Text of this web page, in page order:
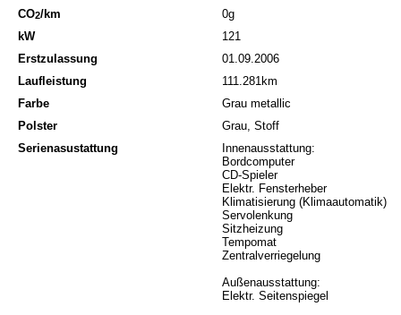
CO2/km
0g
kW
121
Erstzulassung
01.09.2006
Laufleistung
111.281km
Farbe
Grau metallic
Polster
Grau, Stoff
Serienasustattung
Innenausstattung:
Bordcomputer
CD-Spieler
Elektr. Fensterheber
Klimatisierung (Klimaautomatik)
Servolenkung
Sitzheizung
Tempomat
Zentralverriegelung
Außenausstattung:
Elektr. Seitenspiegel